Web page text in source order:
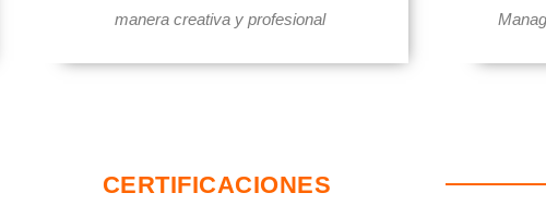
o
manera creativa y profesional
CERTIFICACIONES